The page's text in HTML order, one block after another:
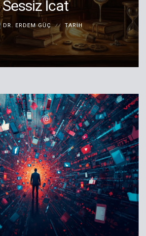
Sessiz İcat
DR. ERDEM GÜÇ TARIH